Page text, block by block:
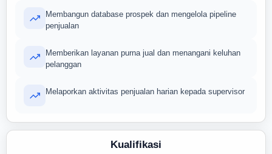
Membangun database prospek dan mengelola pipeline
penjualan
Memberikan layanan purna jual dan menangani keluhan
pelanggan
Melaporkan aktivitas penjualan harian kepada supervisor
Kualifikasi